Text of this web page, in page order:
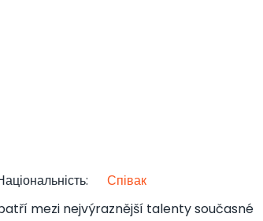
:
Співак
mezi nejvýraznější talenty současné